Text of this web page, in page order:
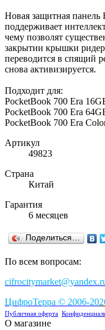
Новая защитная панель
поддерживает
чему позволят
закрытии крышки
переводится в спящий
снова активизируется.
Подходит для:
PocketBook 700 Era
PocketBook 700 Era
PocketBook 700 Era
Артикул
49823
Страна
Китай
Гарантия
6 месяцев
Поделиться…
По всем вопросам:
ЦифроТерра © 2006-20
Публичная оферта
О магазине